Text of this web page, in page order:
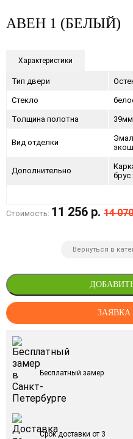
АВЕН 1 (БЕЛЫЙ)
Характеристики
Тип двери
Стекло
Толщина полотна 39мм
Вид отделки
Дополнительно
брус
Стоимость: 11 256 р. 14
Вернуться в
Бесплатный замер
Срок доставки от 3